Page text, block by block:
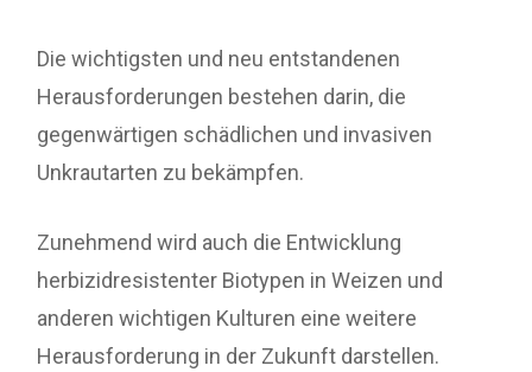
Die wichtigsten und neu entstandenen
Herausforderungen bestehen darin, die
gegenwärtigen schädlichen und invasiven
Unkrautarten zu bekämpfen.
Zunehmend wird auch die Entwicklung
herbizidresistenter Biotypen in Weizen und
anderen wichtigen Kulturen eine weitere
Herausforderung in der Zukunft darstellen.